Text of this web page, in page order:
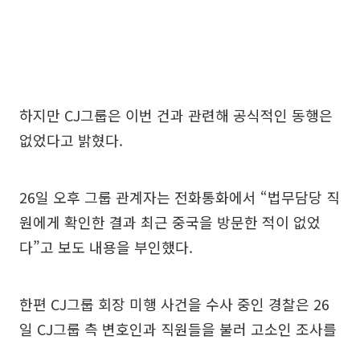
하지만 CJ그룹은 이번 건과 관련해 공식적인 동행은
없었다고 밝혔다.
26일 오후 그룹 관계자는 전화통화에서 “법무담당 직
원에게 확인한 결과 최근 중국을 방문한 적이 없었
다”고 보도 내용을 부인했다.
한편 CJ그룹 회장 미행 사건을 수사 중인 경찰은 26
일 CJ그룹 측 변호인과 직원들을 불러 고소인 조사를